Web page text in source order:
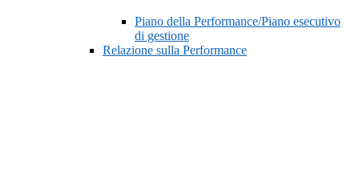
Piano della Performance/Piano esecutivo
di gestione
Relazione sulla Performance